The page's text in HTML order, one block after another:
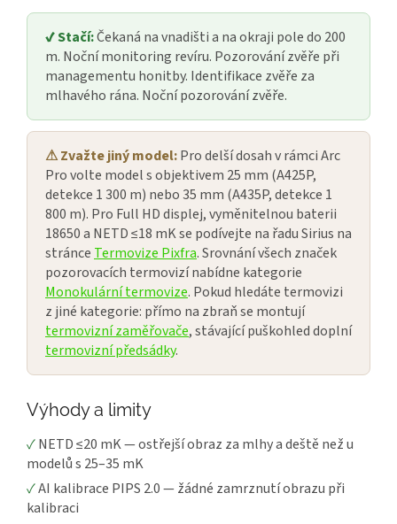
✔ Stačí:Čekaná na vnadišti a na okraji pole do 200
m. Noční monitoring revíru. Pozorování zvěře při
managementu honitby. Identifikace zvěře za
mlhavého rána. Noční pozorování zvěře.
⚠ Zvažte jiný model:Pro delší dosah v rámci Arc
Pro volte model s objektivem 25 mm (A425P,
detekce 1 300 m) nebo 35 mm (A435P, detekce 1
800 m). Pro Full HD displej, vyměnitelnou baterii
18650 a NETD ≤18 mK se podívejte na řadu Sirius na
stránceTermovize Pixfra. Srovnání všech značek
pozorovacích termovizí nabídne kategorie
Monokulární termovize. Pokud hledáte termovizi
z jiné kategorie: přímo na zbraň se montují
termovizní zaměřovače, stávající puškohled doplní
termovizní předsádky.
Výhody a limity
✓NETD ≤20 mK — ostřejší obraz za mlhy a deště než u
modelů s 25–35 mK
✓AI kalibrace PIPS 2.0 — žádné zamrznutí obrazu při
kalibraci